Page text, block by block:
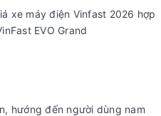
xe máy điện Vinfast 2026 hợp
EVO Grand
hướng đến người dùng nam